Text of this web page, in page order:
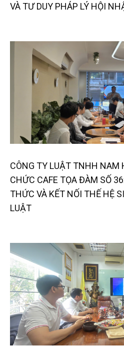
VÀ TƯ DUY PHÁP LÝ HỘI
CÔNG TY LUẬT TNHH NAM
CHỨC CAFE TỌA ĐÀM SỐ
THỨC VÀ KẾT NỐI THẾ HỆ
LUẬT